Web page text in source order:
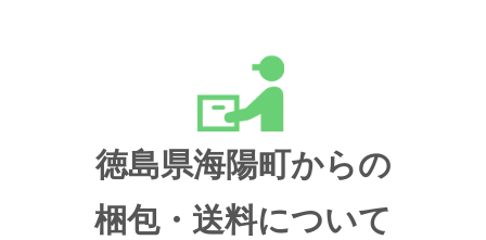
徳島県海陽町からの
梱包・送料について